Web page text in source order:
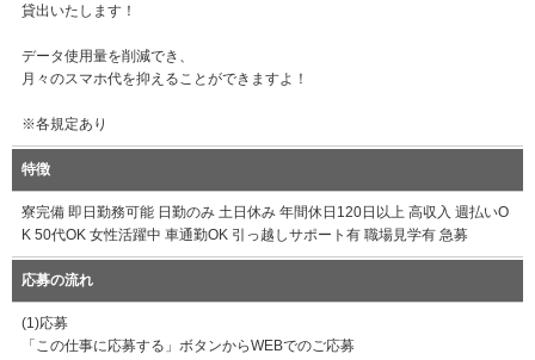
貸出いたします！
データ使用量を削減でき、
月々のスマホ代を抑えることができますよ！
※各規定あり
特徴
寮完備 即日勤務可能 日勤のみ 土日休み 年間休日120日以上 高収入 週払いO
K 50代OK 女性活躍中 車通勤OK 引っ越しサポート有 職場見学有 急募
応募の流れ
(1)応募
「この仕事に応募する」ボタンからWEBでのご応募